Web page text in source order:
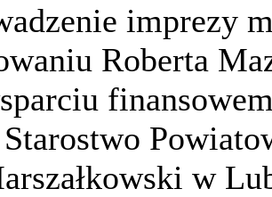
imprezy
Roberta
w